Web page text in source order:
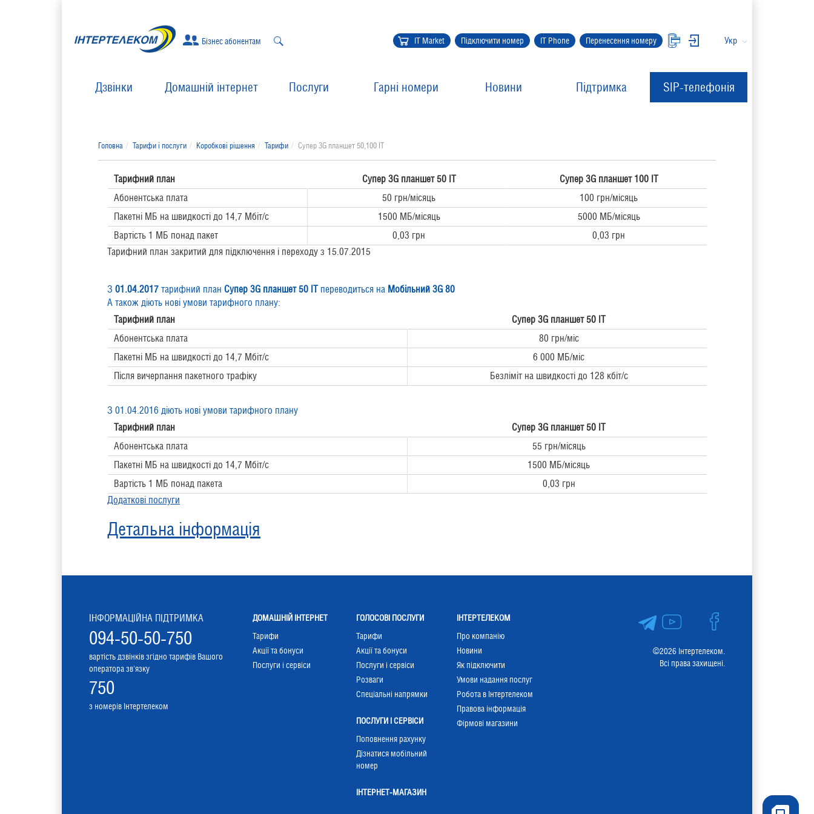
Бізнес абонентам IT Market Підключити номер IT Phone Перенесення номеру Укр
Дзвінки Домашній інтернет Послуги Гарні номери Новини Підтримка SIP-телефонія
Головна Тарифи і послуги Коробкові рішення Тарифи Супер 3G планшет 50,100 IT
Тарифний план Супер 3G планшет 50 IT Супер 3G планшет 100 IT
Абонентська плата
50 грн/місяць
100 грн/місяць
Пакетні МБ на швидкості до 14,7 Мбіт/с
1500 МБ/місяць
5000 МБ/місяць
Вартість 1 МБ понад пакет
0,03 грн
0,03 грн
Тарифний план закритий для підключення і переходу з 15.07.2015
З 01.04.2017 тарифний план Супер 3G планшет 50 ITпереводиться на Мобільний 3G 80
А також діють нові умови тарифного плану:
Тарифний план
Супер 3G планшет 50 IT
Абонентська плата
80 грн/міс
Пакетні МБ на швидкості до 14,7 Мбіт/с
6 000 МБ/міс
Після вичерпання пакетного трафіку
Безліміт на швидкості до 128 кбіт/с
З 01.04.2016 діють нові умови тарифного плану
Тарифний план
Супер 3G планшет 50 IT
Абонентська плата
55 грн/місяць
Пакетні МБ на швидкості до 14,7 Мбіт/с
1500 МБ/місяць
Вартість 1 МБ понад пакета
0,03 грн
Додаткові послуги
Детальна інформація
©2026 Інтертелеком.
Всі права захищені.
ІНФОРМАЦІЙНА ПІДТРИМКА
094-50-50-750
вартість дзвінків згідно тарифів Вашого
оператора зв'язку
750
з номерів Інтертелеком
ДОМАШНІЙ ІНТЕРНЕТ
Тарифи
Акції та бонуси
Послуги і сервіси
ГОЛОСОВІ ПОСЛУГИ
Тарифи
Акції та бонуси
Послуги і сервіси
Розваги
Cпеціальні напрямки
ПОСЛУГИ І СЕРВІСИ
Поповнення рахунку
Дізнатися мобільний
номер
ІНТЕРНЕТ-МАГАЗИН
ІНТЕРТЕЛЕКОМ
Про компанію
Новини
Як підключити
Умови надання послуг
Робота в Інтертелеком
Правова інформація
Фірмові магазини